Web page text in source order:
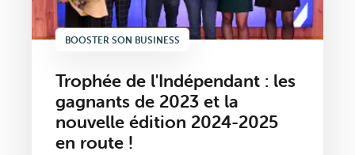
BOOSTER SON BUSINESS
Trophée de l'Indépendant : les
gagnants de 2023 et la
nouvelle édition 2024-2025
en route !